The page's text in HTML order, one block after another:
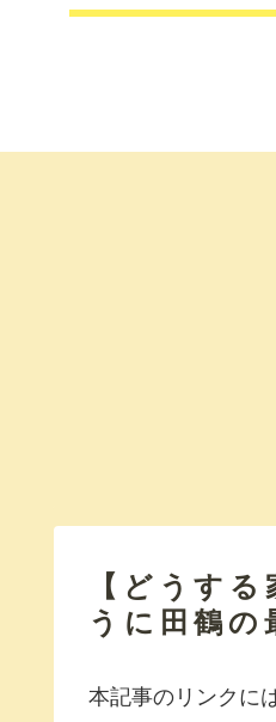
【どうす
うに田鶴の
本記事のリンクに